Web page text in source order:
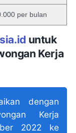
per bulan
untuk
Kerja
dengan
Kerja
2022 ke